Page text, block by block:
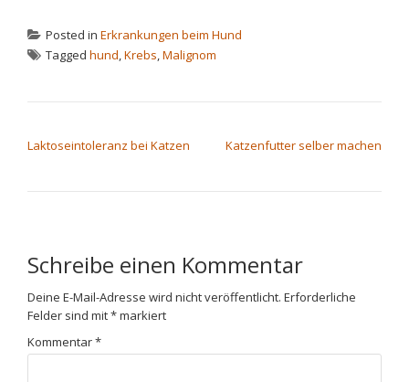
Posted in Erkrankungen beim Hund
Tagged hund,Krebs,Malignom
Laktoseintoleranz bei Katzen Katzenfutter selber machen
Schreibe einen Kommentar
Deine E-Mail-Adresse wird nicht veröffentlicht. Erforderliche
Felder sind mit*markiert
Kommentar*